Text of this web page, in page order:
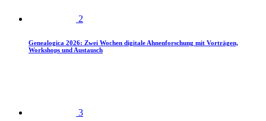
2
Genealogica 2026: Zwei Wochen digitale Ahnenforschung mit Vorträgen,
Workshops und Austausch
3